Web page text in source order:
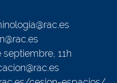
septiembre, 11h